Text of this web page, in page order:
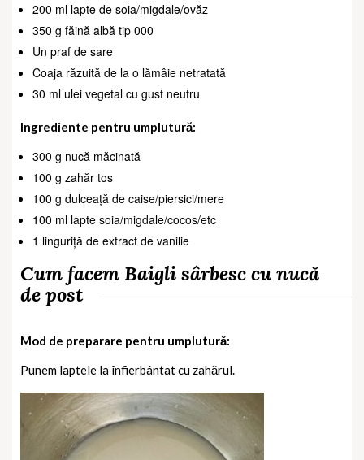
200 ml lapte de soia/migdale/ovăz
350 g făină albă tip 000
Un praf de sare
Coaja răzuită de la o lămâie netratată
30 ml ulei vegetal cu gust neutru
Ingrediente pentru umplutură:
300 g nucă măcinată
100 g zahăr tos
100 g dulceață de caise/piersici/mere
100 ml lapte soia/migdale/cocos/etc
1 linguriță de extract de vanilie
Cum facem Baigli sârbesc cu nucă
de post
Mod de preparare pentru umplutură:
Punem laptele la înfierbântat cu zahărul.